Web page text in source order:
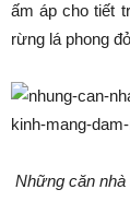
ấm áp cho tiết
rừng lá phong
Những căn nhà